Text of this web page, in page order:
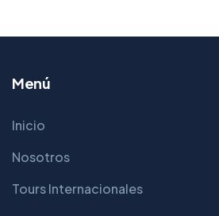
Menú
Inicio
Nosotros
Tours Internacionales